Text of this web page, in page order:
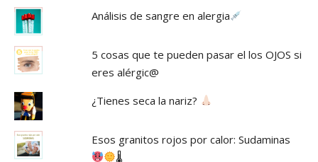
Análisis de sangre en alergia
5 cosas que te pueden pasar el los OJOS si
eres alérgic@
¿Tienes seca la nariz?
Esos granitos rojos por calor: Sudaminas
🌡